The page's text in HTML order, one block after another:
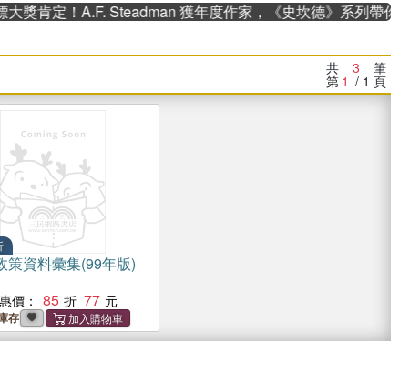
！A.F. Steadman 獲年度作家，《史坎德》系列帶你踏上熱血奇
共 3 筆
第 1 / 1 頁
策資料彙集(99年版)
價： 85 77
存